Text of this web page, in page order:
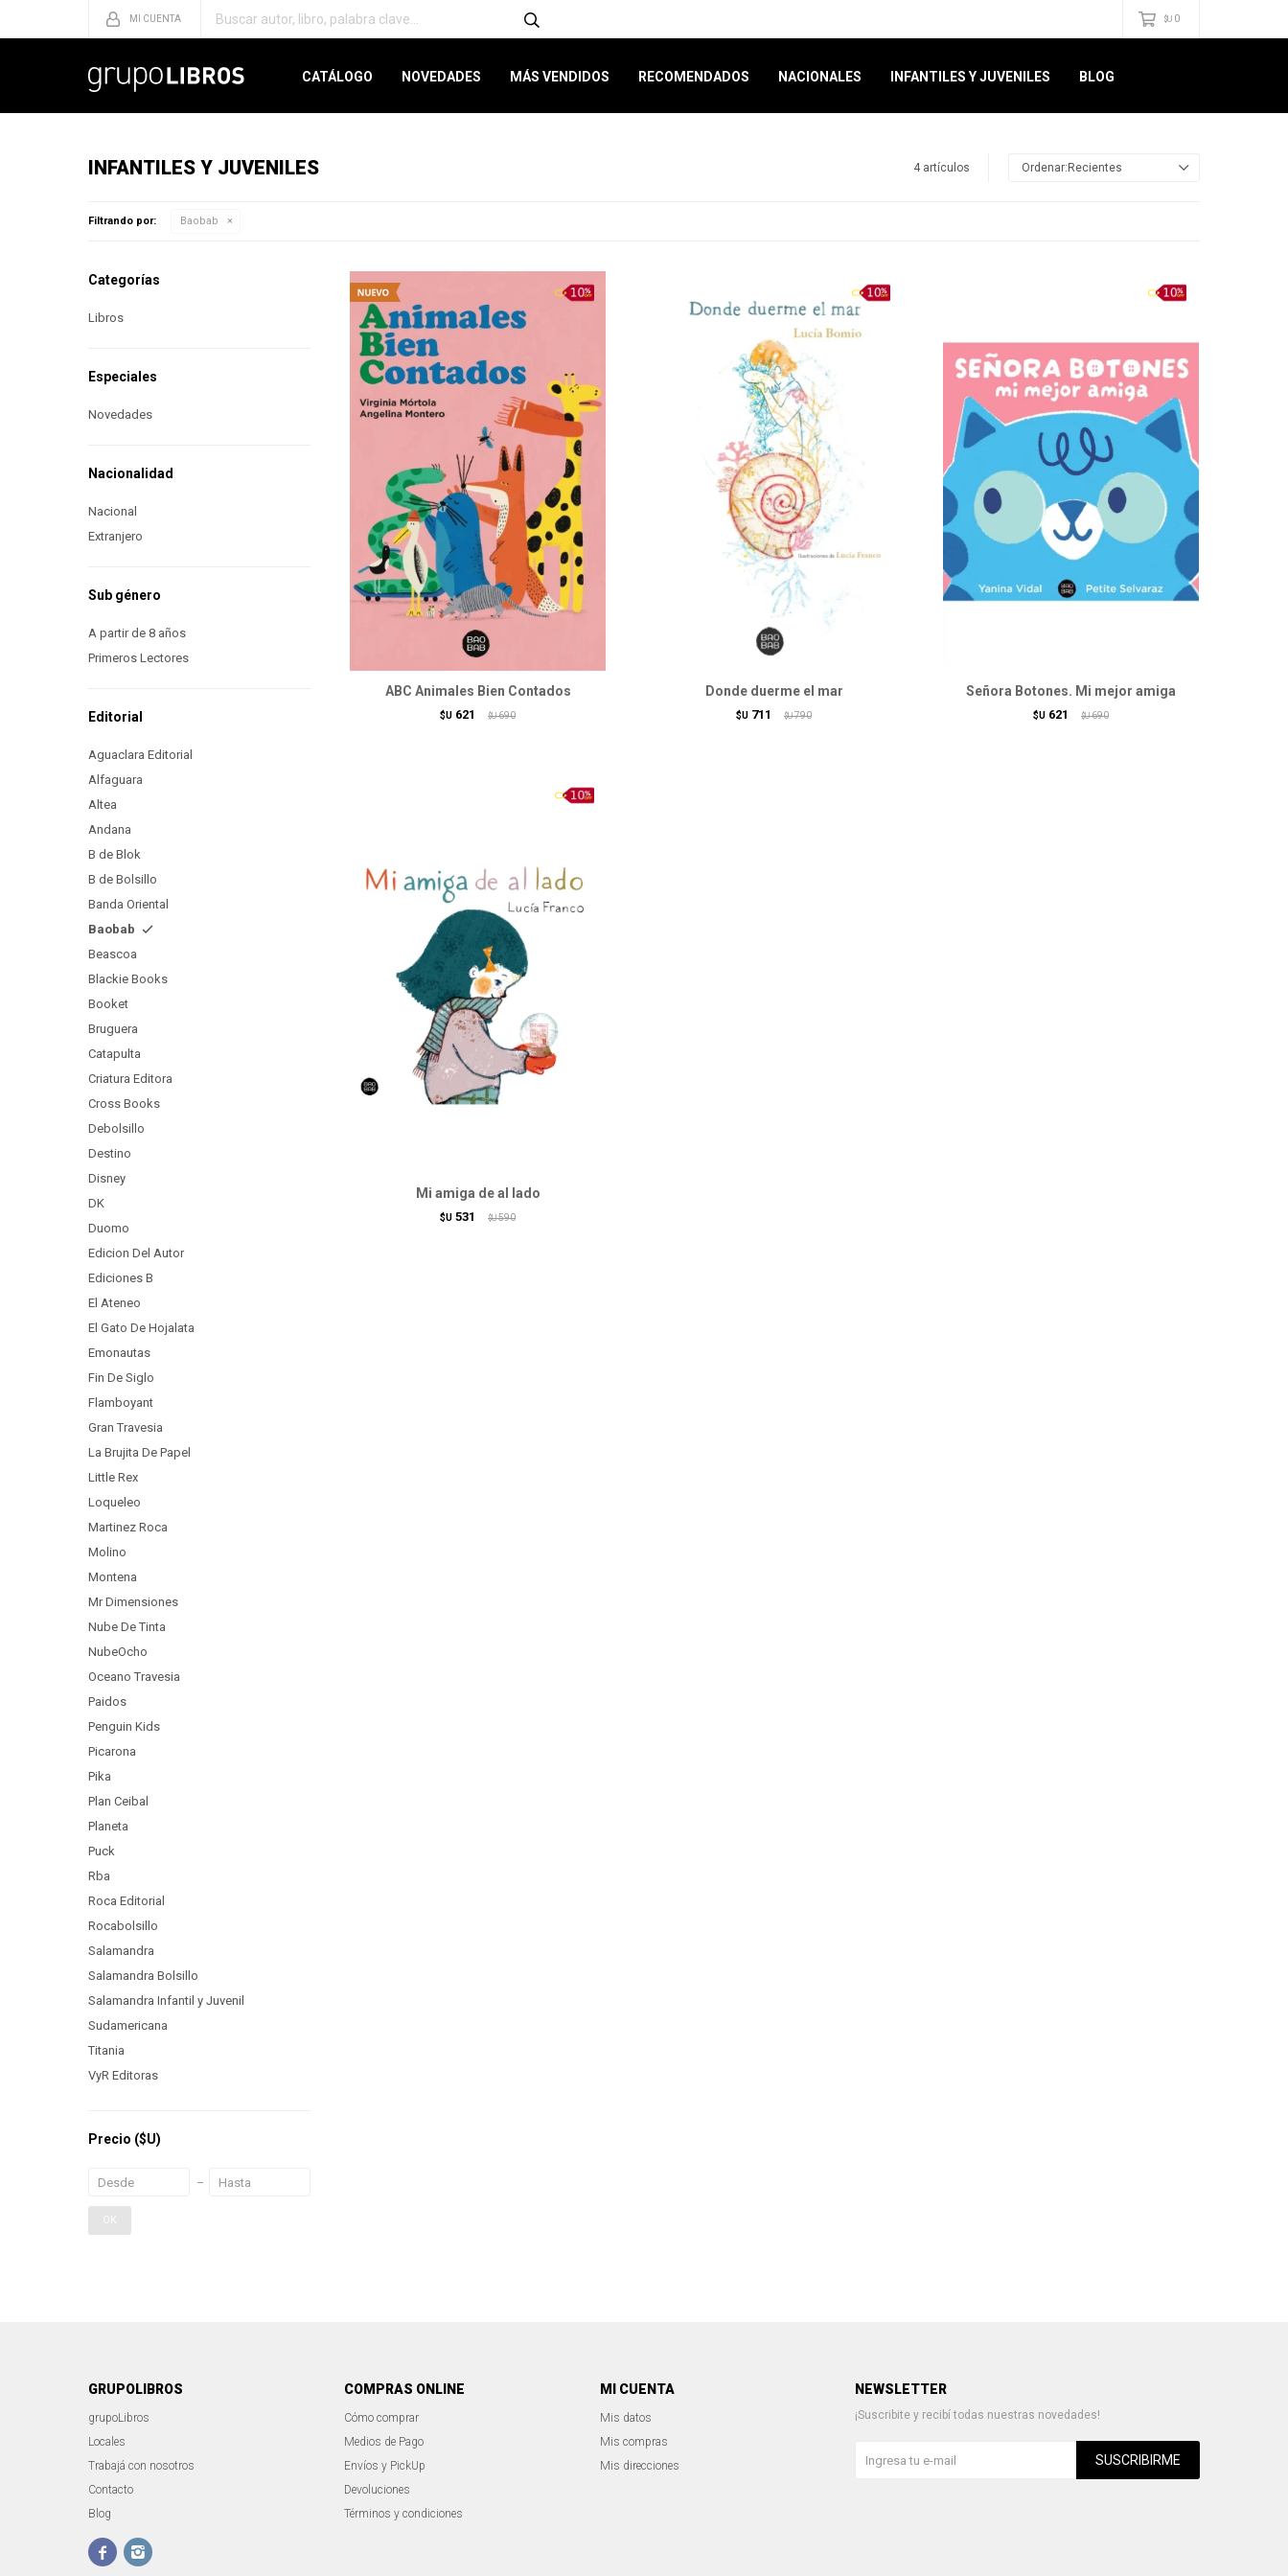
CATÁLOGO NOVEDADES MÁS VENDIDOS RECOMENDADOS NACIONALES INFANTILES Y JUVENILES BLOG
$U 0
INFANTILES Y JUVENILES 4 artículos Recientes
Filtrando por: Baobab
ABC Animales Bien Contados
$U 621 $U 690
Donde duerme el mar
$U 711 $U 790
Señora Botones. Mi mejor amiga
$U 621 $U 690
Mi amiga de al lado
$U 531 $U 590
Categorías
Libros
Especiales
Novedades
Nacionalidad
Nacional
Extranjero
Sub género
A partir de 8 años
Primeros Lectores
Editorial
Aguaclara Editorial
Alfaguara
Altea
Andana
B de Blok
B de Bolsillo
Banda Oriental
Baobab
Beascoa
Blackie Books
Booket
Bruguera
Catapulta
Criatura Editora
Cross Books
Debolsillo
Destino
Disney
DK
Duomo
Edicion Del Autor
Ediciones B
El Ateneo
El Gato De Hojalata
Emonautas
Fin De Siglo
Flamboyant
Gran Travesia
La Brujita De Papel
Little Rex
Loqueleo
Martinez Roca
Molino
Montena
Mr Dimensiones
Nube De Tinta
NubeOcho
Oceano Travesia
Paidos
Penguin Kids
Picarona
Pika
Plan Ceibal
Planeta
Puck
Rba
Roca Editorial
Rocabolsillo
Salamandra
Salamandra Bolsillo
Salamandra Infantil y Juvenil
Sudamericana
Titania
VyR Editoras
Precio ($U)
OK
GRUPOLIBROS
grupoLibros
Locales
Trabajá con nosotros
Contacto
Blog
 
COMPRAS ONLINE
Cómo comprar
Medios de Pago
Envíos y PickUp
Devoluciones
Términos y condiciones
MI CUENTA
Mis datos
Mis compras
Mis direcciones
NEWSLETTER
¡Suscribite y recibí todas nuestras novedades!
SUSCRIBIRME